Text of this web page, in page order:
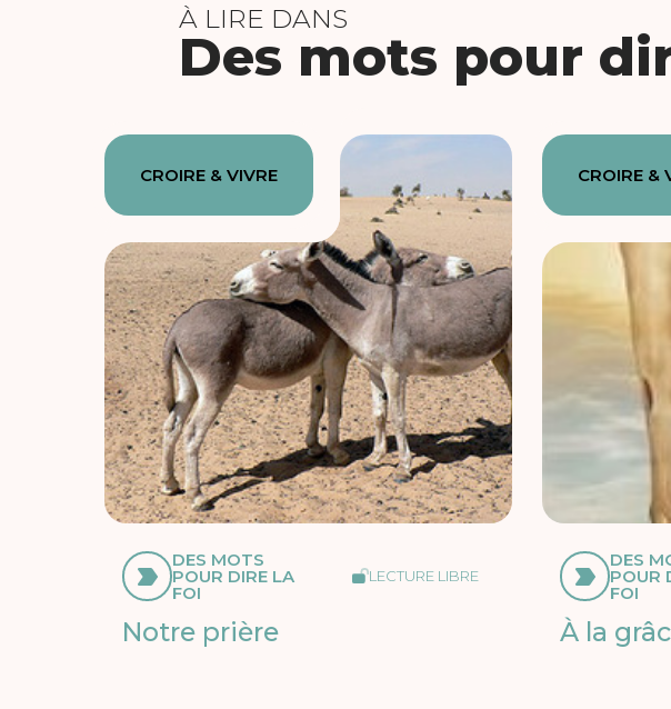
À LIRE DANS
Des mots pour
CROIRE & VIVRE
DES MOTS
POUR DIRE LA
FOI
LECTURE LIBRE
Notre prière
CROIRE &
DES
POUR
FOI
À la